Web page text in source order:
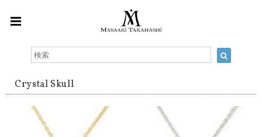
Crystal Skull